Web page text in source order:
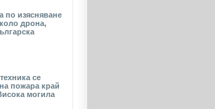
по изясняване
дрона,
се
пожара край
могила